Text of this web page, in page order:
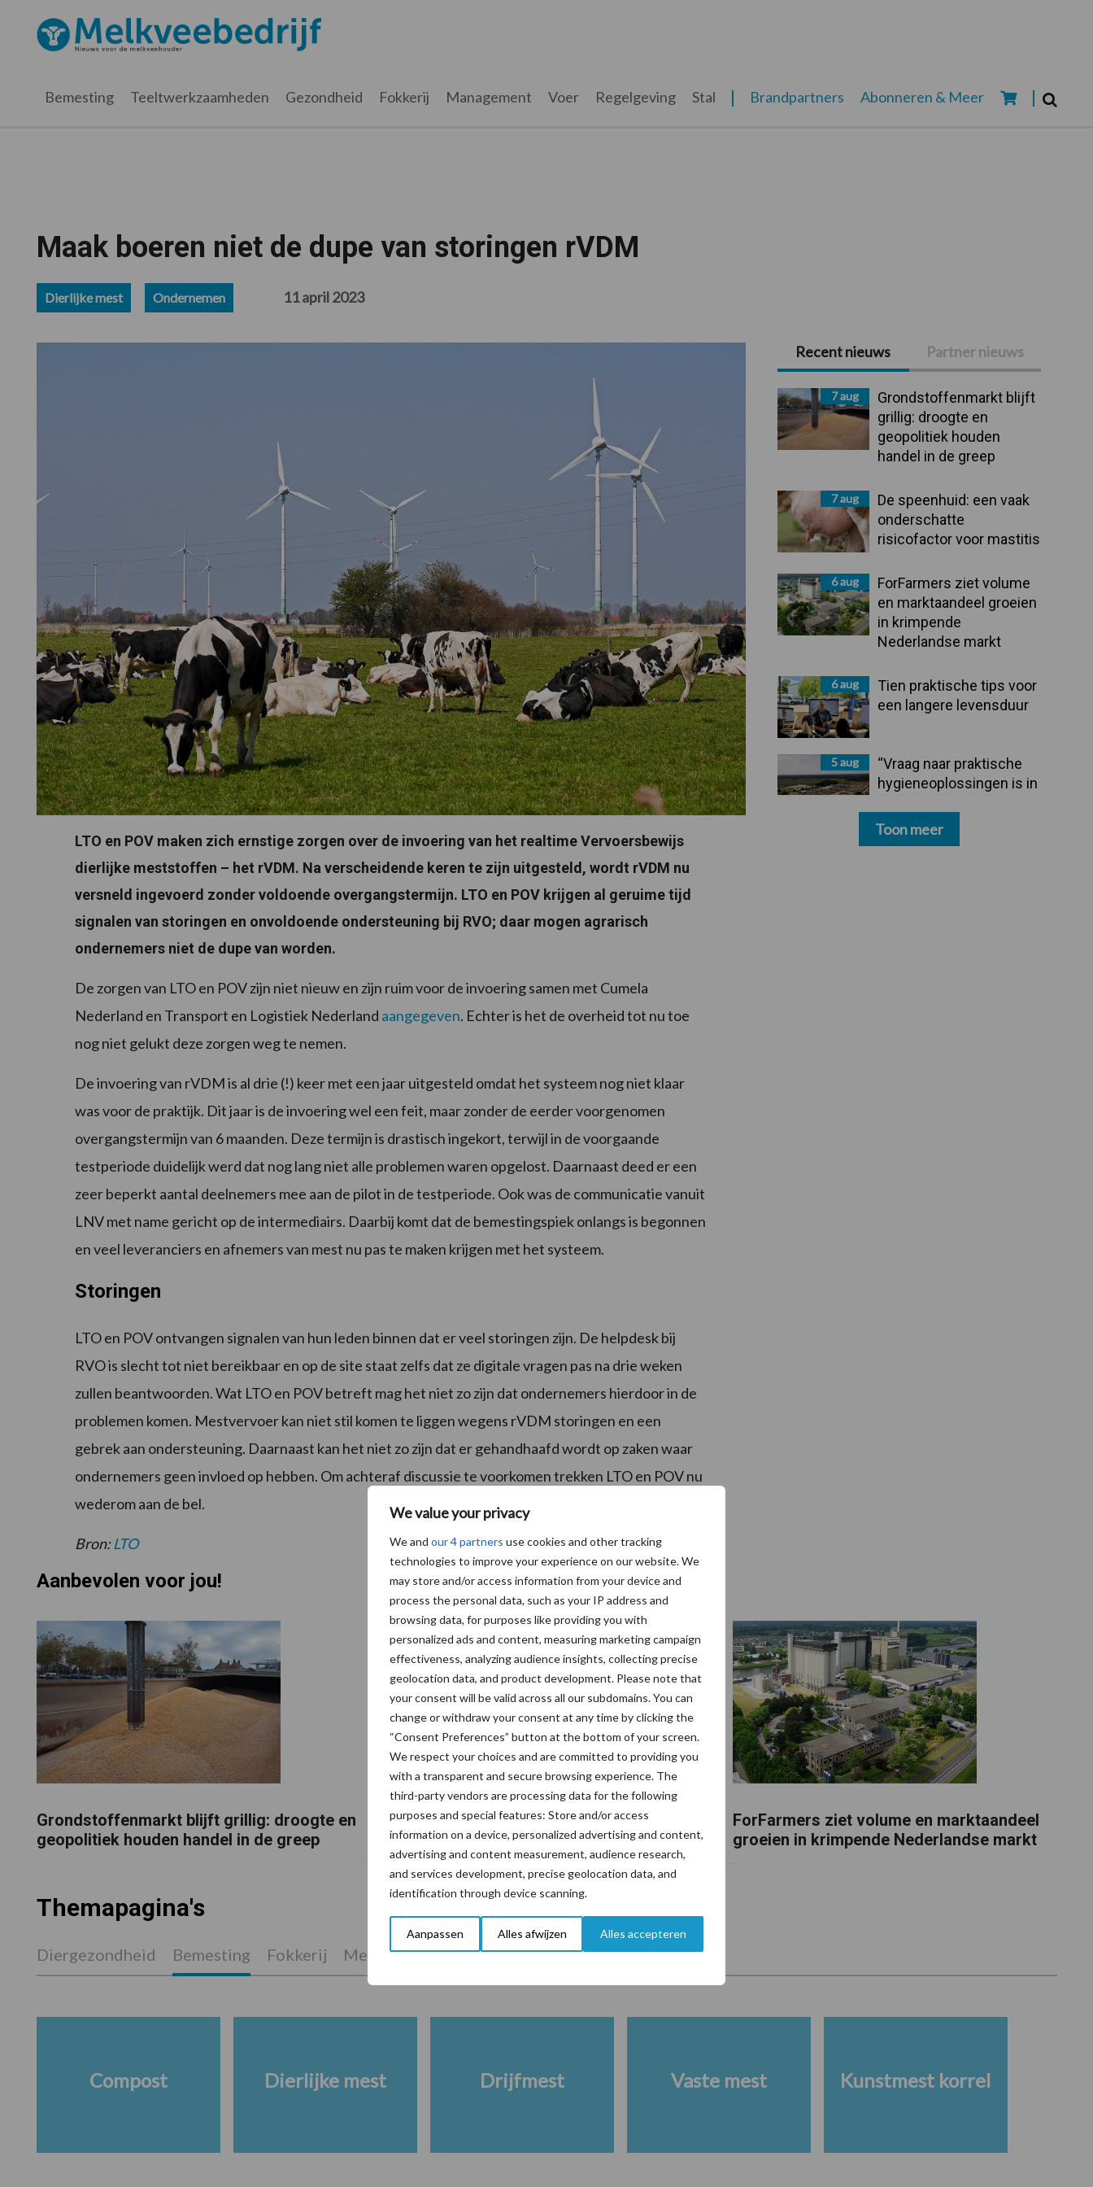
We value your privacy
We and our 4 partners use cookies and other tracking
technologies to improve your experience on our website. We
may store and/or access information from your device and
process the personal data, such as your IP address and
browsing data, for purposes like providing you with
personalized ads and content, measuring marketing campaign
effectiveness, analyzing audience insights, collecting precise
geolocation data, and product development. Please note that
your consent will be valid across all our subdomains. You can
change or withdraw your consent at any time by clicking the
“Consent Preferences” button at the bottom of your screen.
We respect your choices and are committed to providing you
with a transparent and secure browsing experience. The
third-party vendors are processing data for the following
purposes and special features: Store and/or access
information on a device, personalized advertising and content,
advertising and content measurement, audience research,
and services development, precise geolocation data, and
identification through device scanning.
Aanpassen Alles afwijzen Alles accepteren
hoofdnavigatie
hoofd
eerste
voettekst
Melkveebedrijf.nl
Bemesting Teeltwerkzaamheden Gezondheid Fokkerij Management Voer Regelgeving Stal Brandpartners Abonneren & Meer
Maak boeren niet de dupe van storingen rVDM
Dierlijke mest Ondernemen 11 april 2023
LTO en POV maken zich ernstige zorgen over de invoering van het realtime Vervoersbewijs
dierlijke meststoffen – het rVDM. Na verscheidende keren te zijn uitgesteld, wordt rVDM nu
versneld ingevoerd zonder voldoende overgangstermijn. LTO en POV krijgen al geruime tijd
signalen van storingen en onvoldoende ondersteuning bij RVO; daar mogen agrarisch
ondernemers niet de dupe van worden.
De zorgen van LTO en POV zijn niet nieuw en zijn ruim voor de invoering samen met Cumela
Nederland en Transport en Logistiek Nederland aangegeven. Echter is het de overheid tot nu toe
nog niet gelukt deze zorgen weg te nemen.
De invoering van rVDM is al drie (!) keer met een jaar uitgesteld omdat het systeem nog niet klaar
was voor de praktijk. Dit jaar is de invoering wel een feit, maar zonder de eerder voorgenomen
overgangstermijn van 6 maanden. Deze termijn is drastisch ingekort, terwijl in de voorgaande
testperiode duidelijk werd dat nog lang niet alle problemen waren opgelost. Daarnaast deed er een
zeer beperkt aantal deelnemers mee aan de pilot in de testperiode. Ook was de communicatie vanuit
LNV met name gericht op de intermediairs. Daarbij komt dat de bemestingspiek onlangs is begonnen
en veel leveranciers en afnemers van mest nu pas te maken krijgen met het systeem.
Storingen
LTO en POV ontvangen signalen van hun leden binnen dat er veel storingen zijn. De helpdesk bij
RVO is slecht tot niet bereikbaar en op de site staat zelfs dat ze digitale vragen pas na drie weken
zullen beantwoorden. Wat LTO en POV betreft mag het niet zo zijn dat ondernemers hierdoor in de
problemen komen. Mestvervoer kan niet stil komen te liggen wegens rVDM storingen en een
gebrek aan ondersteuning. Daarnaast kan het niet zo zijn dat er gehandhaafd wordt op zaken waar
ondernemers geen invloed op hebben. Om achteraf discussie te voorkomen trekken LTO en POV nu
wederom aan de bel.
Bron:LTO
Primaire
Sidebar
Recent nieuws Partner nieuws
7 aug
Grondstoffenmarkt blijft
grillig: droogte en
geopolitiek houden
handel in de greep
7 aug
De speenhuid: een vaak
onderschatte
risicofactor voor mastitis
6 aug
ForFarmers ziet volume
en marktaandeel groeien
in krimpende
Nederlandse markt
6 aug
Tien praktische tips voor
een langere levensduur
5 aug
“Vraag naar praktische
hygieneoplossingen is in
Toon meer
Aanbevolen voor jou!
Grondstoffenmarkt blijft grillig: droogte en
geopolitiek houden handel in de greep
De speenhuid: een vaak onderschatte
risicofactor voor mastitis
ForFarmers ziet volume en marktaandeel
groeien in krimpende Nederlandse markt
Themapagina's
Diergezondheid Bemesting Fokkerij Melkveebedrijf Veevoer Wet en regelgeving
Compost Dierlijke mest Drijfmest Vaste mest Kunstmest korrel